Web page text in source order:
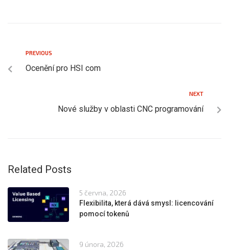
PREVIOUS
Ocenění pro HSI com
NEXT
Nové služby v oblasti CNC programování
Related Posts
5 června, 2026
Flexibilita, která dává smysl: licencování
pomocí tokenů
9 února, 2026